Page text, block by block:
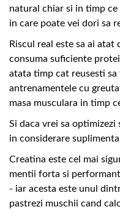
natural chiar si in timp
in care poate vei dori sa
Riscul real este sa ai
consuma suficiente
atata timp cat reusesti
antrenamentele cu
masa musculara in timp
Si daca vrei sa
in considerare
Creatina este cel mai
mentii forta si
- iar acesta este unul
pastrezi muschii cand